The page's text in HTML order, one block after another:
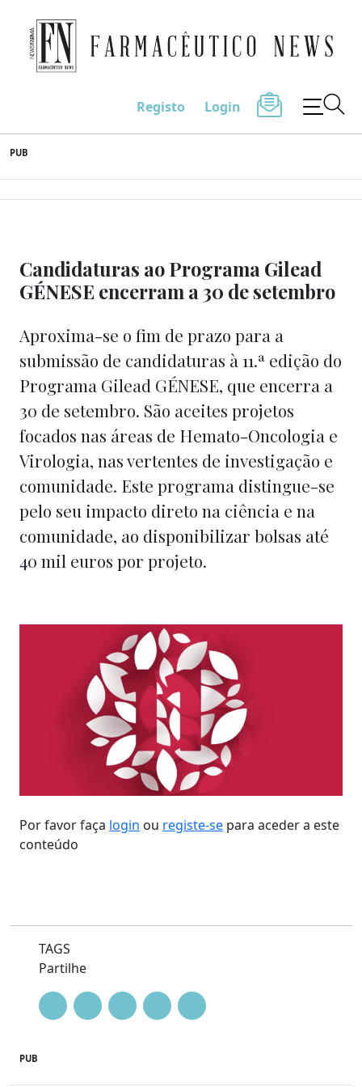
to
content
Farmacêutico News
Registo Login
PUB
Candidaturas ao Programa Gilead
GÉNESE encerram a 30 de setembro
Aproxima-se o fim de prazo para a
submissão de candidaturas à 11.ª edição do
Programa Gilead GÉNESE, que encerra a
30 de setembro. São aceites projetos
focados nas áreas de Hemato-Oncologia e
Virologia, nas vertentes de investigação e
comunidade. Este programa distingue-se
pelo seu impacto direto na ciência e na
comunidade, ao disponibilizar bolsas até
40 mil euros por projeto.
Por favor faça login ou registe-se para aceder a este
conteúdo
TAGS
Partilhe
PUB